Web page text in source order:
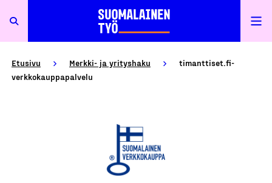
Etusivu Merkki- ja yrityshaku
timanttiset.fi-
verkkokauppapalvelu